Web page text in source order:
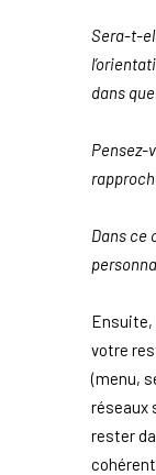
Sera-t-
dans
Pensez-
Dans ce
Ensuite,
votre
(menu,
réseaux
rester